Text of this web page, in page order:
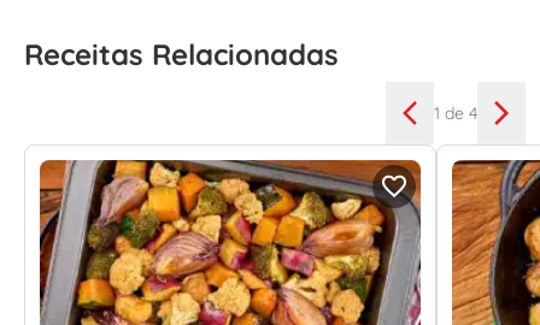
Receitas Relacionadas
1 de 4